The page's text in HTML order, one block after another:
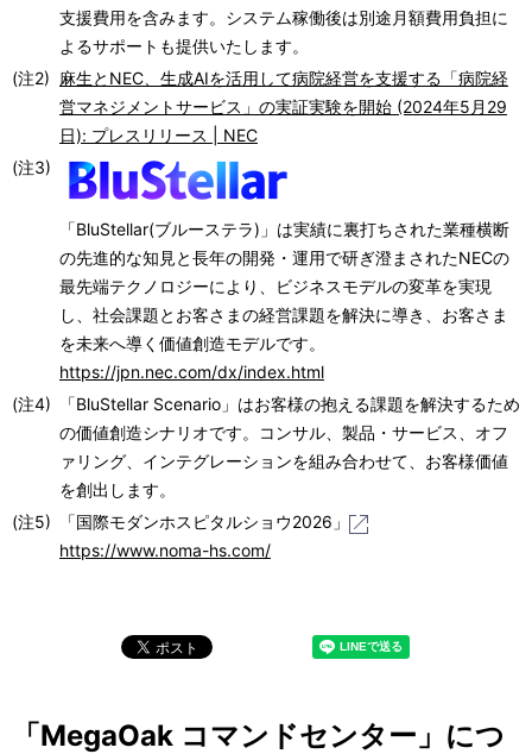
支援費用を含みます。システム稼働後は別途月額費用負担に
よるサポートも提供いたします。
(注2) 麻生とNEC、生成AIを活用して病院経営を支援する「病院経
営マネジメントサービス」の実証実験を開始 (2024年5月29
日): プレスリリース | NEC
(注3)
「BluStellar(ブルーステラ)」は実績に裏打ちされた業種横断
の先進的な知見と長年の開発・運用で研ぎ澄まされたNECの
最先端テクノロジーにより、ビジネスモデルの変革を実現
し、社会課題とお客さまの経営課題を解決に導き、お客さま
を未来へ導く価値創造モデルです。
https://jpn.nec.com/dx/index.html
(注4)
「BluStellar Scenario」はお客様の抱える課題を解決するため
の価値創造シナリオです。コンサル、製品・サービス、オフ
ァリング、インテグレーションを組み合わせて、お客様価値
を創出します。
(注5)
「国際モダンホスピタルショウ2026」
https://www.noma-hs.com/
「MegaOak コマンドセンター」につ